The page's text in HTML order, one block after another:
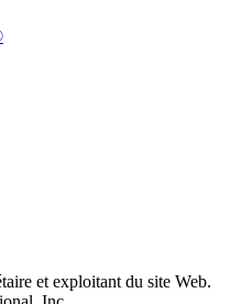
et exploitant du site Web.